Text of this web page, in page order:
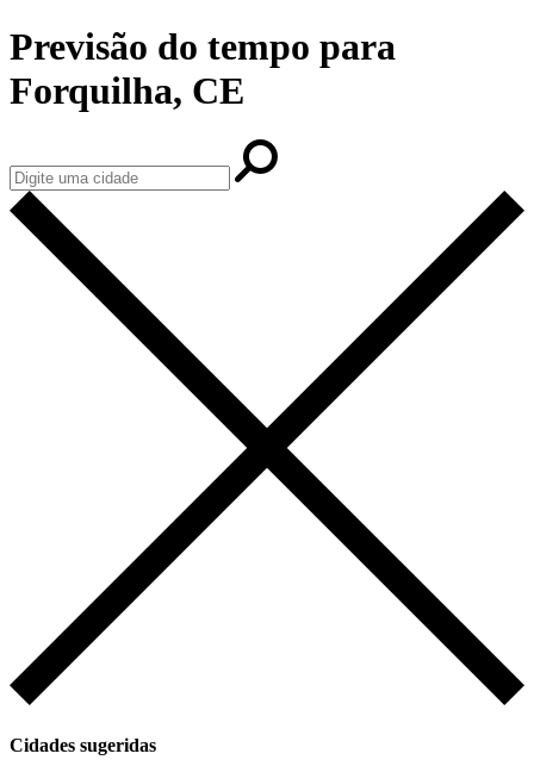
Previsão do tempo para
Forquilha, CE
Cidades sugeridas